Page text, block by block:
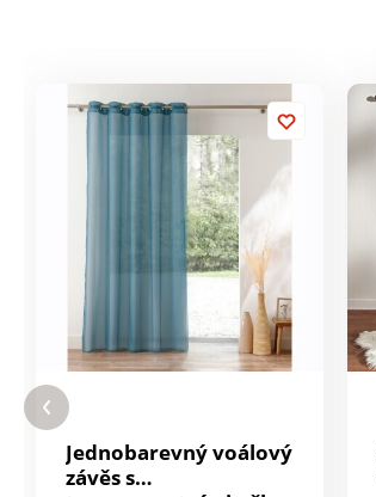
Jednobarevný voálový
závěs s